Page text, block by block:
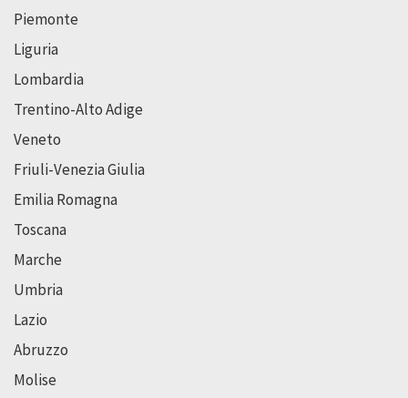
Piemonte
Liguria
Lombardia
Trentino-Alto Adige
Veneto
Friuli-Venezia Giulia
Emilia Romagna
Toscana
Marche
Umbria
Lazio
Abruzzo
Molise